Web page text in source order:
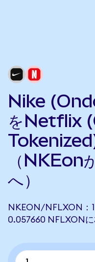
Nike
をNetflix
（NKEon
へ）
NKEON/NFLXON：
0.057660 NFLXON